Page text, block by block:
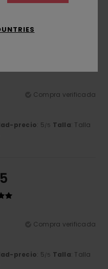
Compra verificada
precio: 5/5 Talla: Talla
Compra verificada
precio: 5/5 Talla: Talla